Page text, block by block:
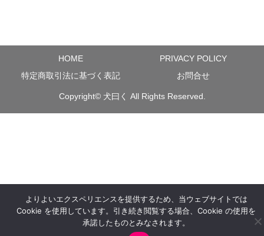
HOME
PRIVACY POLICY
特定商取引法に基づく表記
お問合せ
Copyright© 犬曰く All Rights Reserved.
よりよいエクスペリエンスを提供するため、当ウェブサイトでは
Cookie を使用しています。引き続き閲覧する場合、Cookie の使用を
承諾したものとみなされます。